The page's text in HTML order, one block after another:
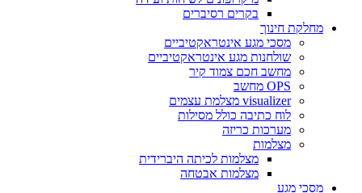
בקרים רסיברים
מחלקת חינוך
מסכי מגע אינטראקטיביים
שולחנות מגע אינטראקטיביים
מחשב חכם צמוד קיר
OPS מחשב
visualizer מצלמת עצמים
לוח כתיבה כולל מסילות
מערכות כריזה
מצלמות
מצלמות לכיתה היברידית
מצלמות אבטחה
מסכי מגע